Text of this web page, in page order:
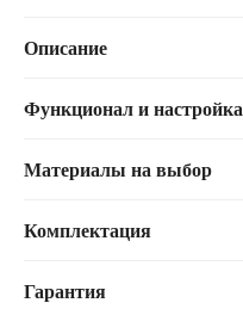
Описание
Функционал и настройка
Материалы на выбор
Комплектация
Гарантия